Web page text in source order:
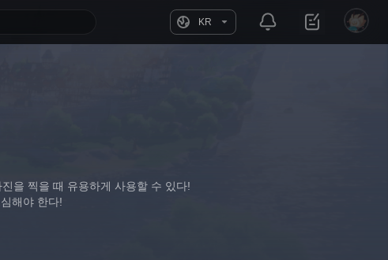
KR
을 찍을 때 유용하게 사용할 수 있다!
해야 한다!